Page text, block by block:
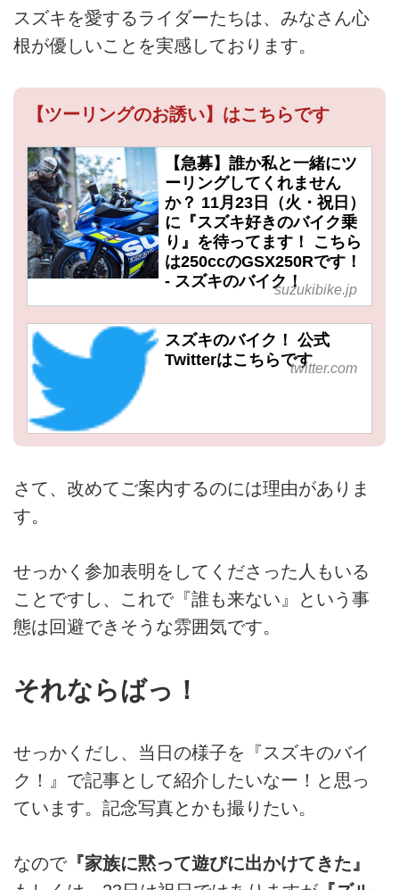
スズキを愛するライダーたちは、みなさん心
根が優しいことを実感しております。
【ツーリングのお誘い】はこちらです
【急募】誰か私と一緒にツ
ーリングしてくれません
か？ 11月23日（火・祝日）
に『スズキ好きのバイク乗
り』を待ってます！ こちら
は250ccのGSX250Rです！
- スズキのバイク！suzukibike.jp
スズキのバイク！ 公式
Twitterはこちらですtwitter.com
さて、改めてご案内するのには理由がありま
す。
せっかく参加表明をしてくださった人もいる
ことですし、これで『誰も来ない』という事
態は回避できそうな雰囲気です。
それならばっ！
せっかくだし、当日の様子を『スズキのバイ
ク！』で記事として紹介したいなー！と思っ
ています。記念写真とかも撮りたい。
なので『家族に黙って遊びに出かけてきた』